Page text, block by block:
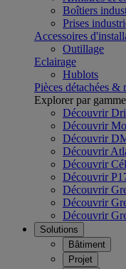
Boîtiers
Prises
Accessoires
Outillage
Eclairage
Hublots
Pièces détachées &
Explorer par gamme
Découvrir
Découvrir
Découvrir
Découvrir
Découvrir
Découvrir
Découvrir
Découvrir
Découvrir
Solutions
Bâtiment
Projet